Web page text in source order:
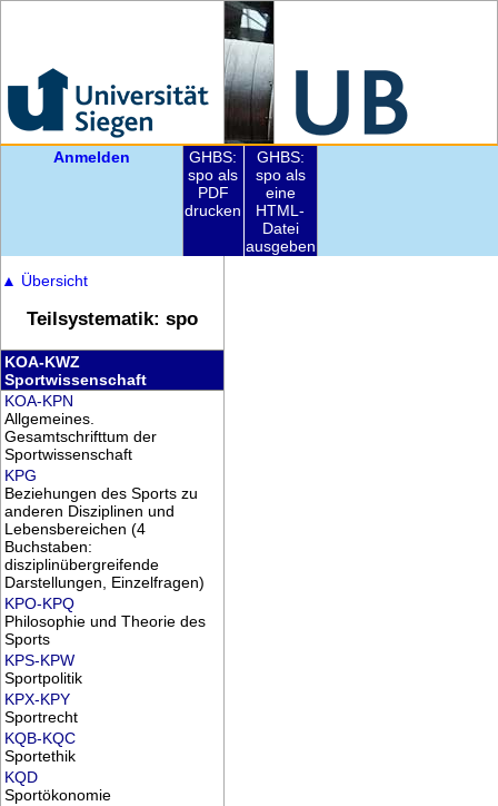
Anmelden
GHBS:
spo als
PDF
drucken
GHBS:
spo als
eine
HTML-
Datei
ausgeben
▲ Übersicht
Teilsystematik: spo
KOA-KWZ
Sportwissenschaft
KOA-KPN
Allgemeines.
Gesamtschrifttum der
Sportwissenschaft
KPG
Beziehungen des Sports zu
anderen Disziplinen und
Lebensbereichen (4
Buchstaben:
disziplinübergreifende
Darstellungen, Einzelfragen)
KPO-KPQ
Philosophie und Theorie des
Sports
KPS-KPW
Sportpolitik
KPX-KPY
Sportrecht
KQB-KQC
Sportethik
KQD
Sportökonomie